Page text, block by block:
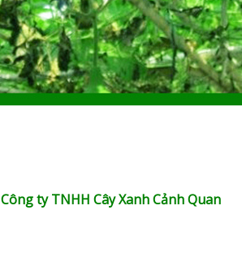
Công ty TNHH Cây Xanh Cảnh Quan